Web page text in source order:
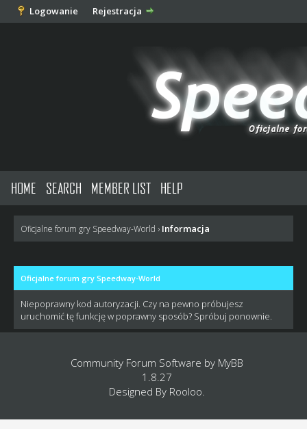
Logowanie Rejestracja
HOME SEARCH MEMBER LIST HELP
Oficjalne forum gry Speedway-World › Informacja
Oficjalne forum gry Speedway-World
Niepoprawny kod autoryzacji. Czy na pewno próbujesz
uruchomić tę funkcję w poprawny sposób? Spróbuj ponownie.
Community Forum Software by MyBB
1.8.27
Designed By Rooloo.